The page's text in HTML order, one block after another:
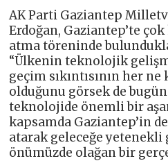
AK Parti Gaziantep
Erdoğan, Gaziantep’te
atma töreninde
“Ülkenin teknolojik
geçim sıkıntısının her
olduğunu görsek de
teknolojide önemli bir
kapsamda Gaziantep’in
atarak geleceğe
önümüzde olağan bir